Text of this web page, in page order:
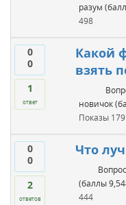
разум
498
0
0
1
ответ
Какой
взять
новичок
Показы 179
0
0
2
ответов
Что
Вопрос
(баллы
444